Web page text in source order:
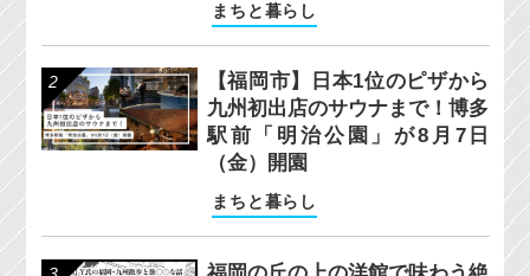
まちと暮らし
【福岡市】日本1位のピザから
九州初出店のサウナまで！博多
駅前「明治公園」が8月7日
（金）開園
まちと暮らし